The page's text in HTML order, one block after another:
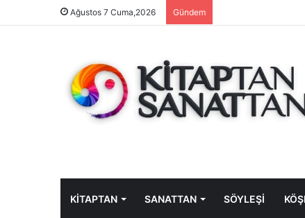
Ağustos 7 Cuma,2026 Gündem
KİTAPTAN SANATTAN SÖYLEŞİ